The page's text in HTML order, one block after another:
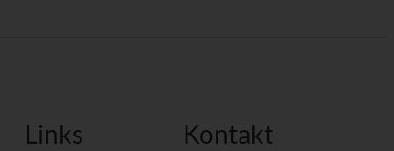
Links Kontakt